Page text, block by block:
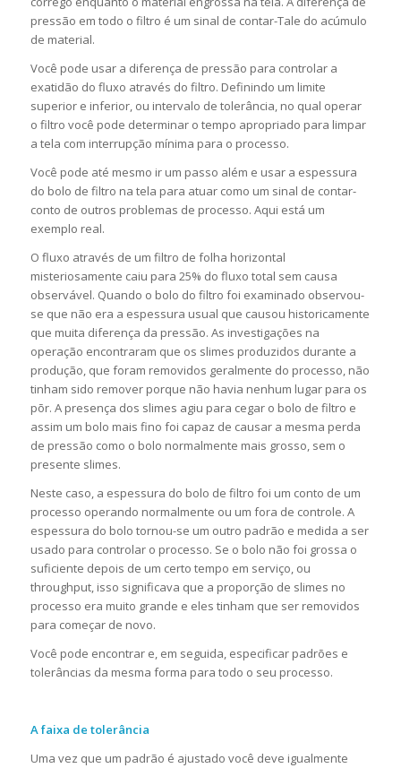
pressão em todo o filtro é um sinal de contar-Tale do acúmulo
de material.
Você pode usar a diferença de pressão para controlar a
exatidão do fluxo através do filtro. Definindo um limite
superior e inferior, ou intervalo de tolerância, no qual operar
o filtro você pode determinar o tempo apropriado para limpar
a tela com interrupção mínima para o processo.
Você pode até mesmo ir um passo além e usar a espessura
do bolo de filtro na tela para atuar como um sinal de contar-
conto de outros problemas de processo. Aqui está um
exemplo real.
O fluxo através de um filtro de folha horizontal
misteriosamente caiu para 25% do fluxo total sem causa
observável. Quando o bolo do filtro foi examinado observou-
se que não era a espessura usual que causou historicamente
que muita diferença da pressão. As investigações na
operação encontraram que os slimes produzidos durante a
produção, que foram removidos geralmente do processo, não
tinham sido remover porque não havia nenhum lugar para os
põr. A presença dos slimes agiu para cegar o bolo de filtro e
assim um bolo mais fino foi capaz de causar a mesma perda
de pressão como o bolo normalmente mais grosso, sem o
presente slimes.
Neste caso, a espessura do bolo de filtro foi um conto de um
processo operando normalmente ou um fora de controle. A
espessura do bolo tornou-se um outro padrão e medida a ser
usado para controlar o processo. Se o bolo não foi grossa o
suficiente depois de um certo tempo em serviço, ou
throughput, isso significava que a proporção de slimes no
processo era muito grande e eles tinham que ser removidos
para começar de novo.
Você pode encontrar e, em seguida, especificar padrões e
tolerâncias da mesma forma para todo o seu processo.
A faixa de tolerância
Uma vez que um padrão é ajustado você deve igualmente